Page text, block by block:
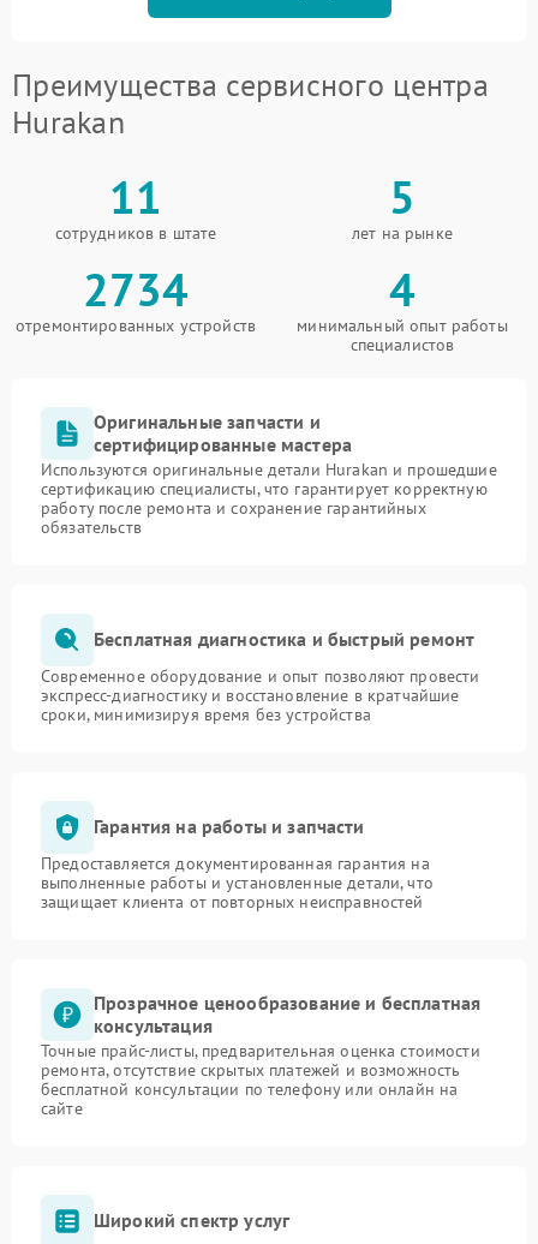
Преимущества сервисного центра
Hurakan
11
сотрудников в штате
5
лет на рынке
2734
отремонтированных устройств
4
минимальный опыт работы
специалистов
Оригинальные запчасти и
сертифицированные мастера
Используются оригинальные детали Hurakan и прошедшие
сертификацию специалисты, что гарантирует корректную
работу после ремонта и сохранение гарантийных
обязательств
Бесплатная диагностика и быстрый ремонт
Современное оборудование и опыт позволяют провести
экспресс-диагностику и восстановление в кратчайшие
сроки, минимизируя время без устройства
Гарантия на работы и запчасти
Предоставляется документированная гарантия на
выполненные работы и установленные детали, что
защищает клиента от повторных неисправностей
Прозрачное ценообразование и бесплатная
консультация
Точные прайс-листы, предварительная оценка стоимости
ремонта, отсутствие скрытых платежей и возможность
бесплатной консультации по телефону или онлайн на
сайте
Широкий спектр услуг